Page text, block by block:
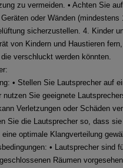
zu vermeiden. • Achten Sie
oder Wänden (mindestens
sicherzustellen. 4. Kinder
von Kindern und Haustieren
verschluckt werden könnten.
• Stellen Sie Lautsprecher auf
nutzen Sie geeignete
Verletzungen oder Schäden
Sie die Lautsprecher so, dass
eine optimale Klangverteilung
• Lautsprecher sind
Räumen